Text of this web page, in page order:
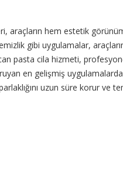
araçların hem estetik
gibi uygulamalar,
pasta cila hizmeti,
en gelişmiş
uzun süre korur ve